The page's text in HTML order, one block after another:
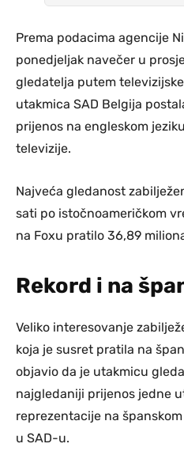
Prema podacima agencije
ponedjeljak navečer u
gledatelja putem
utakmica SAD Belgija
prijenos na engleskom
televizije.
Najveća gledanost
sati po istočnoameričkom
na Foxu pratilo 36,89
Rekord i na
Veliko interesovanje
koja je susret pratila na
objavio da je utakmicu
najgledaniji prijenos jedne
reprezentacije na
u SAD-u.